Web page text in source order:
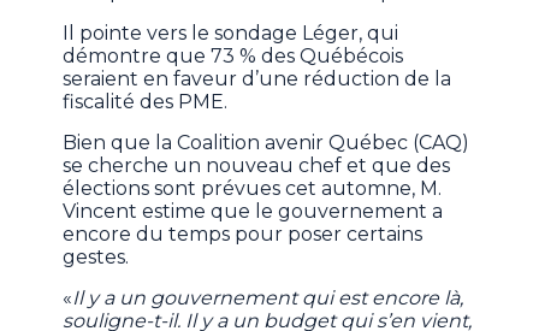
Il pointe vers le sondage Léger, qui
démontre que 73 % des Québécois
seraient en faveur d’une réduction de la
fiscalité des PME.
Bien que la Coalition avenir Québec (CAQ)
se cherche un nouveau chef et que des
élections sont prévues cet automne, M.
Vincent estime que le gouvernement a
encore du temps pour poser certains
gestes.
«Il y a un gouvernement qui est encore là,
souligne-t-il. Il y a un budget qui s’en vient,